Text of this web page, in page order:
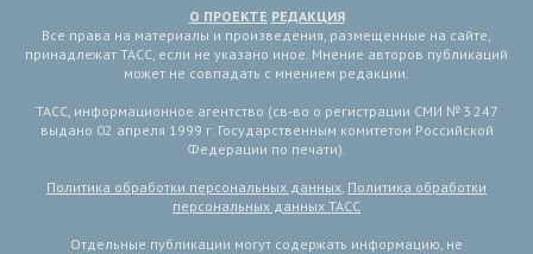
О ПРОЕКТЕ РЕДАКЦИЯ
Все права на материалы и произведения, размещенные на сайте,
принадлежат ТАСС, если не указано иное. Мнение авторов публикаций
может не совпадать с мнением редакции.
ТАСС, информационное агентство (св-во о регистрации СМИ № 3 247
выдано 02 апреля 1999 г. Государственным комитетом Российской
Федерации по печати).
Политика обработки персональных данных, Политика обработки
персональных данных ТАСС
Отдельные публикации могут содержать информацию, не